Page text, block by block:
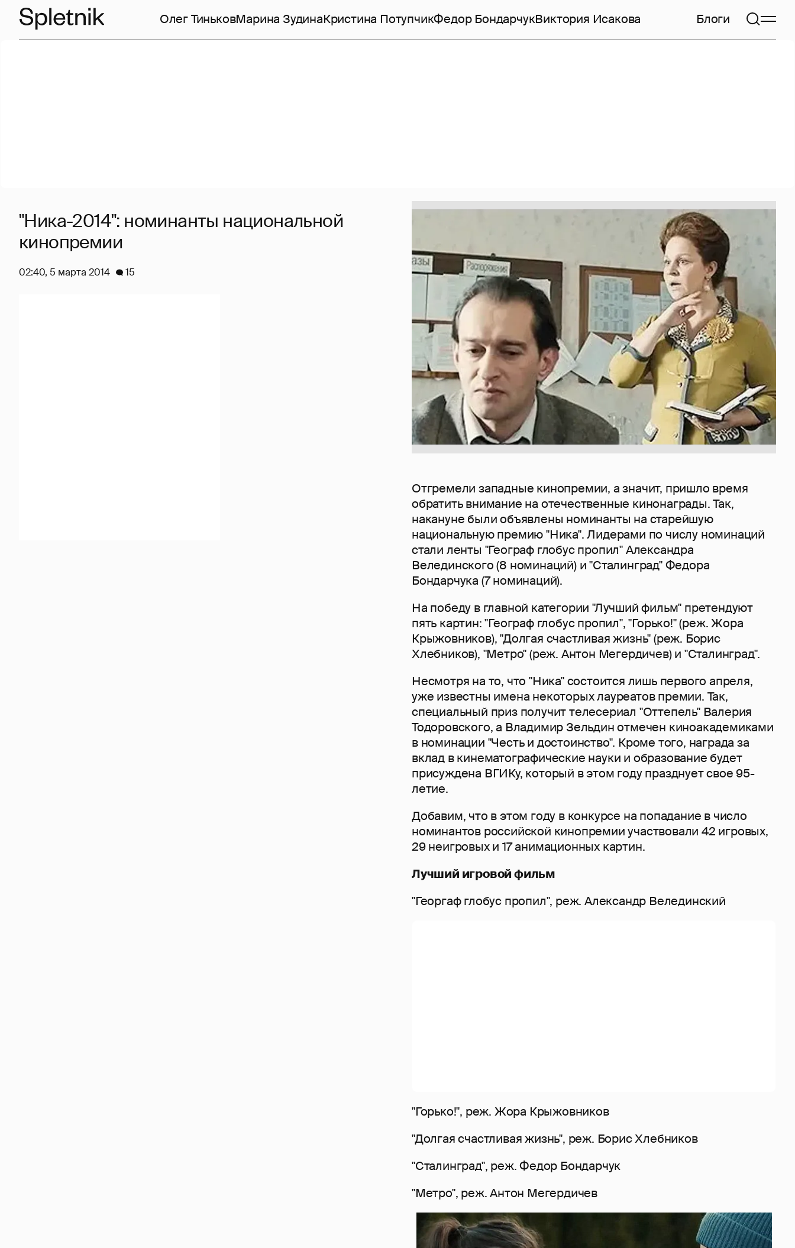
Олег ТиньковМарина ЗудинаКристина ПотупчикФедор БондарчукВиктория Исакова Блоги
Отгремели западные кинопремии, а значит, пришло время
обратить внимание на отечественные кинонаграды. Так,
накануне были объявлены номинанты на старейшую
национальную премию "Ника". Лидерами по числу номинаций
стали ленты "Географ глобус пропил" Александра
Велединского (8 номинаций) и "Сталинград" Федора
Бондарчука (7 номинаций).
На победу в главной категории "Лучший фильм" претендуют
пять картин: "Географ глобус пропил", "Горько!" (реж. Жора
Крыжовников), "Долгая счастливая жизнь" (реж. Борис
Хлебников), "Метро" (реж. Антон Мегердичев) и "Сталинград".
Несмотря на то, что "Ника" состоится лишь первого апреля,
уже известны имена некоторых лауреатов премии. Так,
специальный приз получит телесериал "Оттепель" Валерия
Тодоровского, а Владимир Зельдин отмечен киноакадемиками
в номинации "Честь и достоинство". Кроме того, награда за
вклад в кинематографические науки и образование будет
присуждена ВГИКу, который в этом году празднует свое 95-
летие.
Добавим, что в этом году в конкурсе на попадание в число
номинантов российской кинопремии участвовали 42 игровых,
29 неигровых и 17 анимационных картин.
Лучший игровой фильм
"Георгаф глобус пропил", реж. Александр Велединский
"Горько!", реж. Жора Крыжовников
"Долгая счастливая жизнь", реж. Борис Хлебников
"Сталинград", реж. Федор Бондарчук
"Метро", реж. Антон Мегердичев
"Ника-2014": номинанты национальной
кинопремии
02:40, 5 марта 2014 15